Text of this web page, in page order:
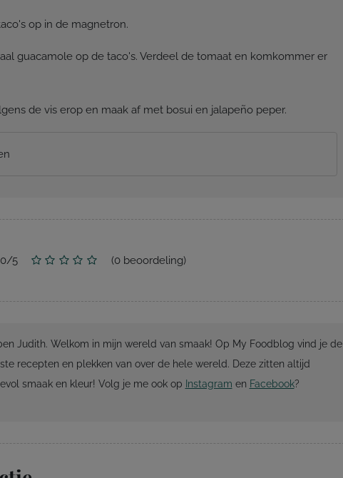
op in de magnetron.
guacamole op de taco's. Verdeel de tomaat en komkommer er
de vis erop en maak af met bosui en jalapeño peper.
0/5 (0beoordeling)
Judith. Welkom in mijn wereld van smaak! Op My Foodblog vind je de
recepten en plekken van over de hele wereld. Deze zitten altijd
smaak en kleur! Volg je me ook op Instagram en Facebook?